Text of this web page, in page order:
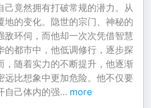
己竟然拥有打破常规的潜力。从
地的变化。隐世的宗门、神秘的
敌环伺，而他却一次次凭借智慧
的都市中，他低调修行，逐步探
，随着实力的不断提升，他逐渐
远比想象中更加危险。他不仅要
自己体内的强... more